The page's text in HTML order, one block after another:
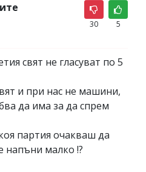
30 5
свят не гласуват по 5
и при нас не машини,
да има за да спрем
партия очакваш да
напъни малко !?